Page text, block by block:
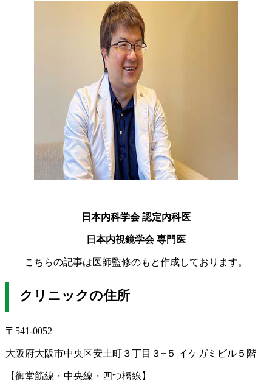
日本内科学会 認定内科医
日本内視鏡学会 専門医
こちらの記事は医師監修のもと作成しております。
クリニックの住所
〒541-0052
大阪府大阪市中央区安土町３丁目３−５ イケガミビル５階
【御堂筋線・中央線・四つ橋線】